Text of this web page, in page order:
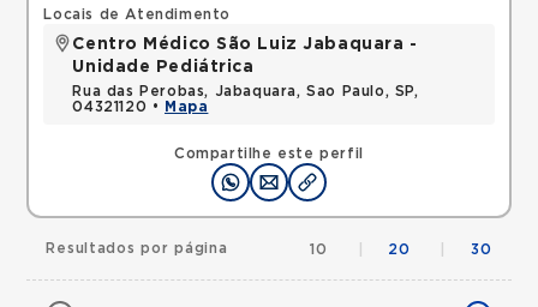
Compartilhe este perfil
Locais de Atendimento
Centro Médico São Luiz Jabaquara -
Unidade Pediátrica
Rua das Perobas, Jabaquara, Sao Paulo, SP,
04321120 •
Mapa
Resultados por página 10 20 30